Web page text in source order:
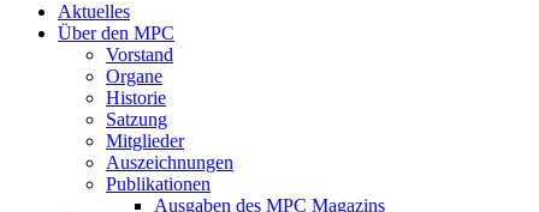
Aktuelles
Über den MPC
Vorstand
Organe
Historie
Satzung
Mitglieder
Auszeichnungen
Publikationen
Ausgaben des MPC Magazins